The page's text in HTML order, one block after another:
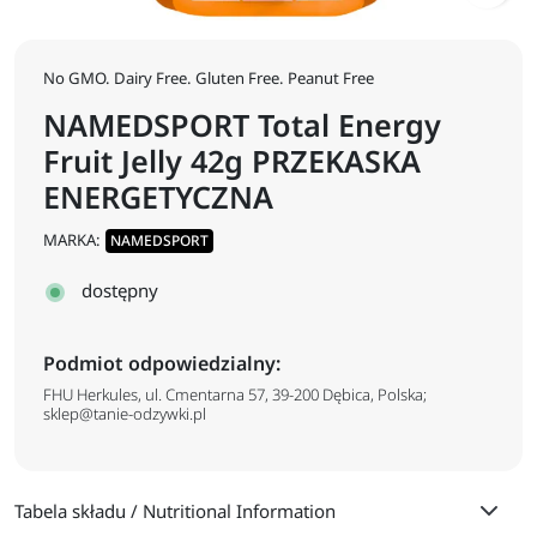
No GMO. Dairy Free. Gluten Free. Peanut Free
NAMEDSPORT Total Energy
Fruit Jelly 42g PRZEKASKA
ENERGETYCZNA
MARKA: NAMEDSPORT
dostępny
Podmiot odpowiedzialny:
FHU Herkules, ul. Cmentarna 57, 39-200 Dębica, Polska;
sklep@tanie-odzywki.pl
Tabela składu / Nutritional Information